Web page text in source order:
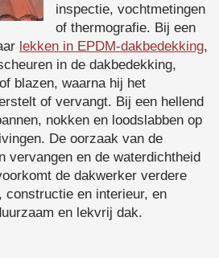
inspectie, vochtmetingen
of thermografie. Bij een
lekken in EPDM-dakbedekking,
in de dakbedekking,
blazen, waarna hij het
of vervangt. Bij een hellend
nokken en loodslabben op
De oorzaak van de
vervangen en de waterdichtheid
de dakwerker verdere
constructie en interieur, en
en lekvrij dak.